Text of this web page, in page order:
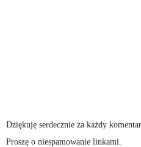
Dziękuję serdecznie za każdy
Proszę o niespamowanie linkami.